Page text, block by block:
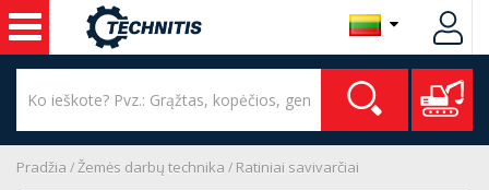
Pradžia Žemės darbų technika Ratiniai savivarčiai